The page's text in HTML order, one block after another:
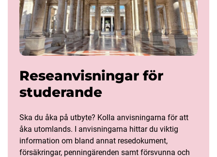
Reseanvisningar för
studerande
Ska du åka på utbyte? Kolla anvisningarna för att
åka utomlands. I anvisningarna hittar du viktig
information om bland annat resedokument,
försäkringar, penningärenden samt försvunna och